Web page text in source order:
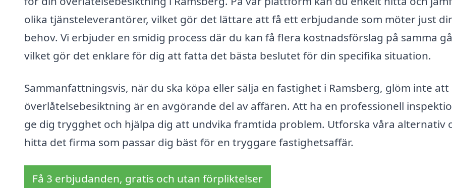
olika tjänsteleverantörer, vilket gör det lättare att få ett erbjudande som möter just
behov. Vi erbjuder en smidig process där du kan få flera kostnadsförslag på samma
vilket gör det enklare för dig att fatta det bästa beslutet för din specifika situation.
Sammanfattningsvis, när du ska köpa eller sälja en fastighet i Ramsberg, glöm inte att
överlåtelsebesiktning är en avgörande del av affären. Att ha en professionell
ge dig trygghet och hjälpa dig att undvika framtida problem. Utforska våra alternativ
hitta det firma som passar dig bäst för en tryggare fastighetsaffär.
Få 3 erbjudanden, gratis och utan förpliktelser